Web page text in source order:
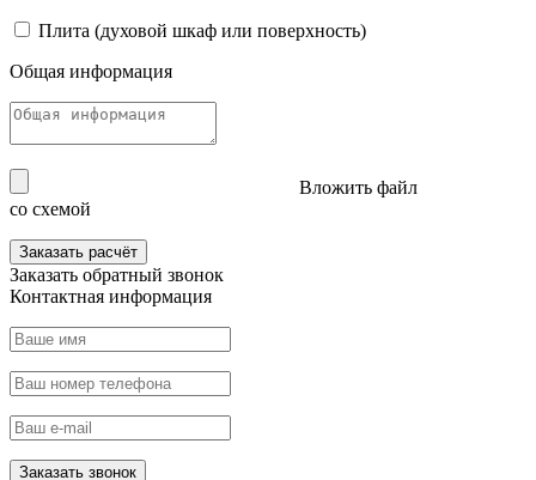
Плита (духовой шкаф или поверхность)
Общая информация
Вложить файл
со схемой
Заказать расчёт
Заказать обратный звонок
Контактная информация
Заказать звонок